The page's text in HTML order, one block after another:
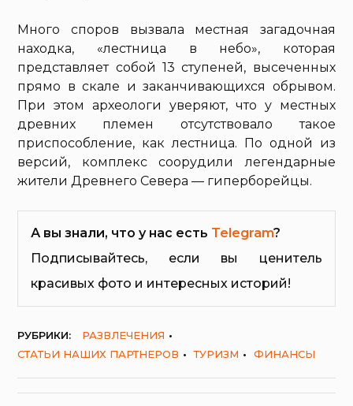
Много споров вызвала местная загадочная
находка, «лестница в небо», которая
представляет собой 13 ступеней, высеченных
прямо в скале и заканчивающихся обрывом.
При этом археологи уверяют, что у местных
древних племен отсутствовало такое
приспособление, как лестница. По одной из
версий, комплекс соорудили легендарные
жители Древнего Севера — гиперборейцы.
А вы знали, что у нас есть Telegram?
Подписывайтесь, если вы ценитель
красивых фото и интересных историй!
РУБРИКИ:
РАЗВЛЕЧЕНИЯ
СТАТЬИ НАШИХ ПАРТНЕРОВ
ТУРИЗМ ФИНАНСЫ